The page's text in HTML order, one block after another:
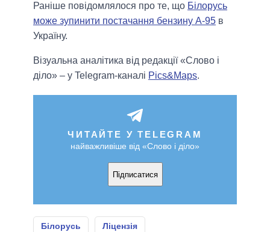
Раніше повідомлялося про те, що Білорусь
може зупинити постачання бензину А-95 в
Україну.
Візуальна аналітика від редакції «Слово і
діло» – у Telegram-каналі Pics&Maps.
ЧИТАЙТЕ У TELEGRAM
найважливіше від «Слово і діло»
Підписатися
Білорусь Ліцензія